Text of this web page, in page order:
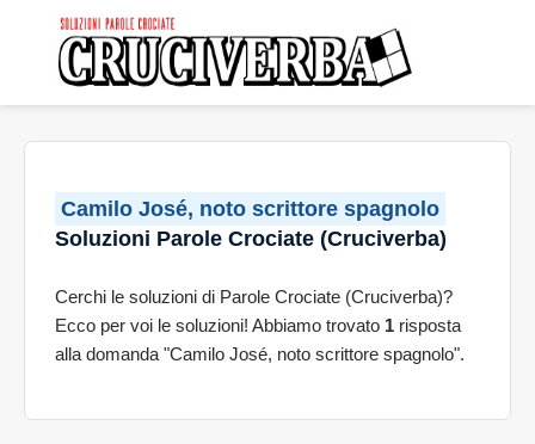
Camilo José, noto scrittore spagnolo
Soluzioni Parole Crociate (Cruciverba)
Cerchi le soluzioni di Parole Crociate (Cruciverba)?
Ecco per voi le soluzioni! Abbiamo trovato 1 risposta
alla domanda "Camilo José, noto scrittore spagnolo".